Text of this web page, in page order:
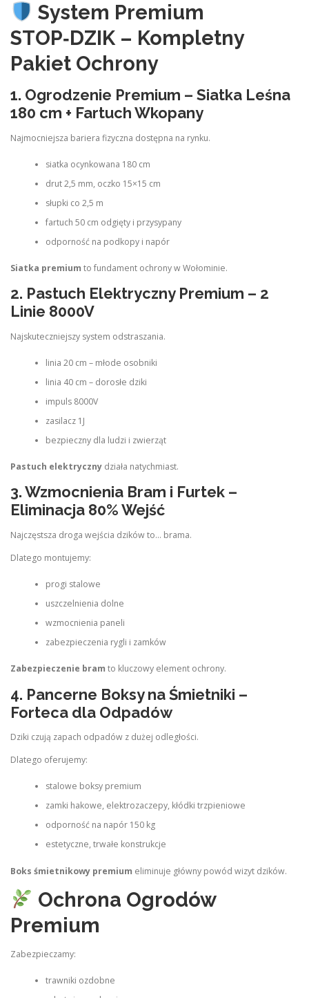
System Premium
STOP‑DZIK – Kompletny
Pakiet Ochrony
1. Ogrodzenie Premium – Siatka Leśna
180 cm + Fartuch Wkopany
Najmocniejsza bariera fizyczna dostępna na rynku.
siatka ocynkowana 180 cm
drut 2,5 mm, oczko 15×15 cm
słupki co 2,5 m
fartuch 50 cm odgięty i przysypany
odporność na podkopy i napór
Siatka premium to fundament ochrony w Wołominie.
2. Pastuch Elektryczny Premium – 2
Linie 8000V
Najskuteczniejszy system odstraszania.
linia 20 cm – młode osobniki
linia 40 cm – dorosłe dziki
impuls 8000V
zasilacz 1J
bezpieczny dla ludzi i zwierząt
Pastuch elektryczny działa natychmiast.
3. Wzmocnienia Bram i Furtek –
Eliminacja 80% Wejść
Najczęstsza droga wejścia dzików to… brama.
Dlatego montujemy:
progi stalowe
uszczelnienia dolne
wzmocnienia paneli
zabezpieczenia rygli i zamków
Zabezpieczenie bram to kluczowy element ochrony.
4. Pancerne Boksy na Śmietniki –
Forteca dla Odpadów
Dziki czują zapach odpadów z dużej odległości.
Dlatego oferujemy:
stalowe boksy premium
zamki hakowe, elektrozaczepy, kłódki trzpieniowe
odporność na napór 150 kg
estetyczne, trwałe konstrukcje
Boks śmietnikowy premium eliminuje główny powód wizyt dzików.
Ochrona Ogrodów
Premium
Zabezpieczamy:
trawniki ozdobne